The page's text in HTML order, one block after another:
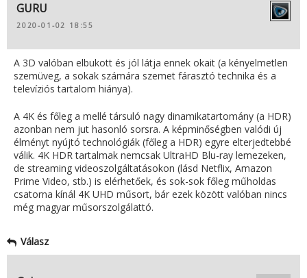
GURU
2020-01-02 18:55
A 3D valóban elbukott és jól látja ennek okait (a kényelmetlen
szemüveg, a sokak számára szemet fárasztó technika és a
televíziós tartalom hiánya).
A 4K és főleg a mellé társuló nagy dinamikatartomány (a HDR)
azonban nem jut hasonló sorsra. A képminőségben valódi új
élményt nyújtó technológiák (főleg a HDR) egyre elterjedtebbé
válik. 4K HDR tartalmak nemcsak UltraHD Blu-ray lemezeken,
de streaming videoszolgáltatásokon (lásd Netflix, Amazon
Prime Video, stb.) is elérhetőek, és sok-sok főleg műholdas
csatorna kínál 4K UHD műsort, bár ezek között valóban nincs
még magyar műsorszolgálattó.
Válasz